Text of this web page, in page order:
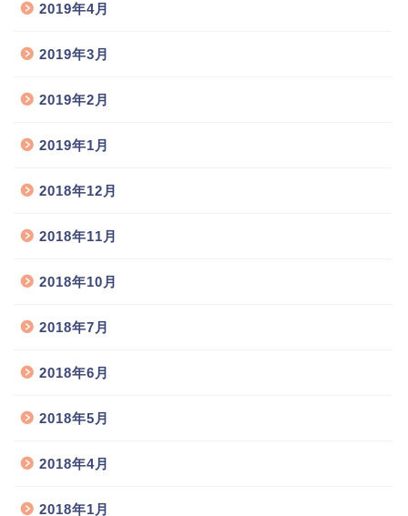
2019年4月
2019年3月
2019年2月
2019年1月
2018年12月
2018年11月
2018年10月
2018年7月
2018年6月
2018年5月
2018年4月
2018年1月